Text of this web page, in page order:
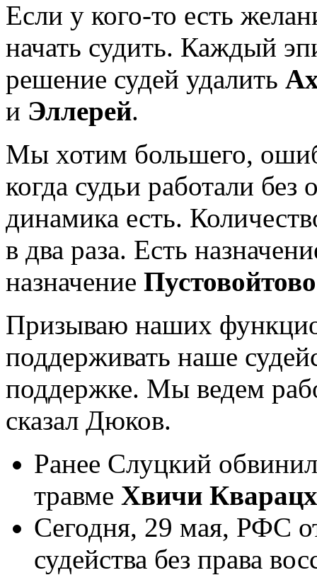
Если у кого-то есть
начать судить. Каждый
решение судей удалить
и Эллерей.
Мы хотим большего,
когда судьи работали
динамика есть.
в два раза. Есть
назначение
Призываю наших
поддерживать наше
поддержке. Мы ведeм
сказал Дюков.
Ранее Слуцкий
травме Хвичи
Сегодня, 29 мая, РФС
судейства без права